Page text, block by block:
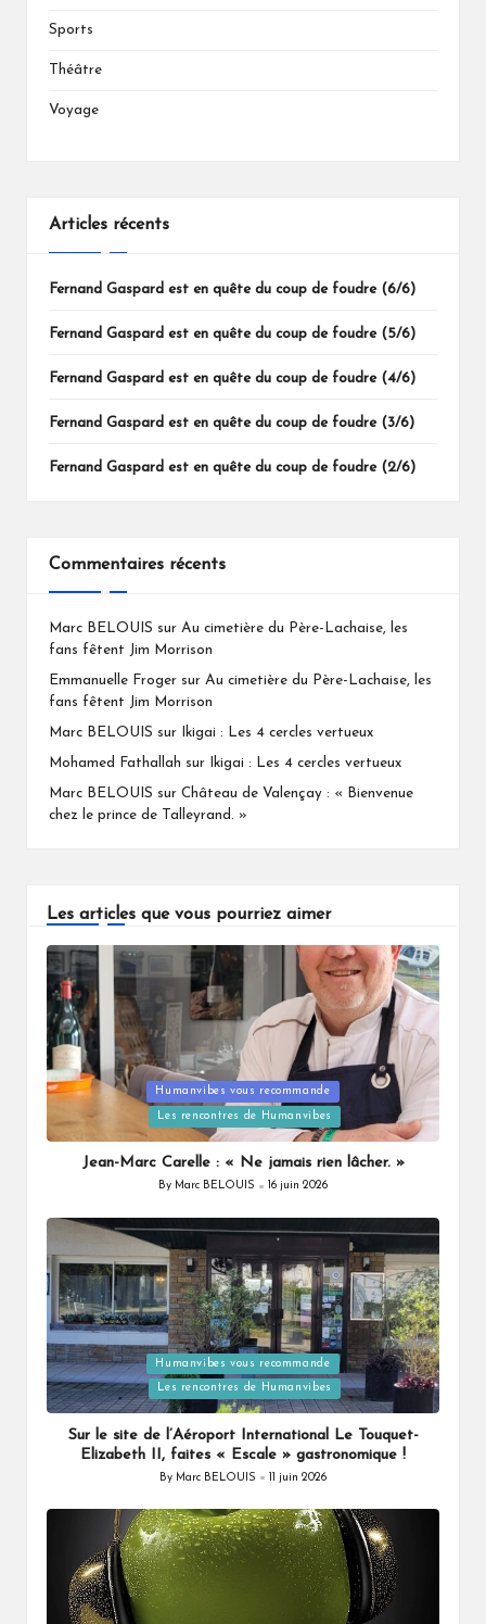
Sports
Théâtre
Voyage
Articles récents
Fernand Gaspard est en quête du coup de foudre (6/6)
Fernand Gaspard est en quête du coup de foudre (5/6)
Fernand Gaspard est en quête du coup de foudre (4/6)
Fernand Gaspard est en quête du coup de foudre (3/6)
Fernand Gaspard est en quête du coup de foudre (2/6)
Commentaires récents
Marc BELOUIS sur Au cimetière du Père-Lachaise, les
fans fêtent Jim Morrison
Emmanuelle Froger sur Au cimetière du Père-Lachaise, les
fans fêtent Jim Morrison
Marc BELOUIS sur Ikigai : Les 4 cercles vertueux
Mohamed Fathallah sur Ikigai : Les 4 cercles vertueux
Marc BELOUIS sur Château de Valençay : « Bienvenue
chez le prince de Talleyrand. »
Les articles que vous pourriez aimer
Posted
in
Humanvibes vous recommande
Les rencontres de Humanvibes
Jean-Marc Carelle : « Ne jamais rien lâcher. »
Posted
By Marc BELOUIS 16 juin 2026
Posted
in
Humanvibes vous recommande
Les rencontres de Humanvibes
Sur le site de l’Aéroport International Le Touquet-
Elizabeth II, faites « Escale » gastronomique !
Posted
By Marc BELOUIS 11 juin 2026